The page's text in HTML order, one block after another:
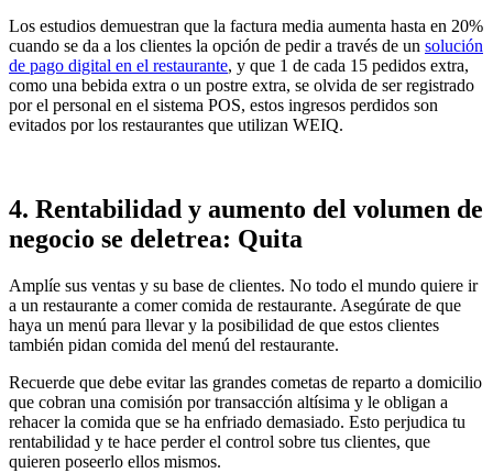
Los estudios demuestran que la factura media aumenta hasta en 20%
cuando se da a los clientes la opción de pedir a través de un solución
de pago digital en el restaurante, y que 1 de cada 15 pedidos extra,
como una bebida extra o un postre extra, se olvida de ser registrado
por el personal en el sistema POS, estos ingresos perdidos son
evitados por los restaurantes que utilizan WEIQ.
4. Rentabilidad y aumento del volumen de
negocio se deletrea: Quita
Amplíe sus ventas y su base de clientes. No todo el mundo quiere ir
a un restaurante a comer comida de restaurante. Asegúrate de que
haya un menú para llevar y la posibilidad de que estos clientes
también pidan comida del menú del restaurante.
Recuerde que debe evitar las grandes cometas de reparto a domicilio
que cobran una comisión por transacción altísima y le obligan a
rehacer la comida que se ha enfriado demasiado. Esto perjudica tu
rentabilidad y te hace perder el control sobre tus clientes, que
quieren poseerlo ellos mismos.